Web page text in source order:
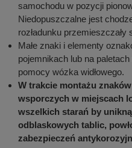
samochodu w pozycji
Niedopuszczalne jest
rozładunku
Małe znaki i elementy
pojemnikach lub na
pomocy wózka widłowego.
W trakcie montażu
wsporczych w miejscach
wszelkich starań by
odblaskowych tablic,
zabezpieczeń